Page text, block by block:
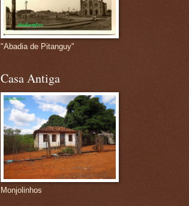
"Abadia de Pitanguy"
Casa Antiga
Monjolinhos